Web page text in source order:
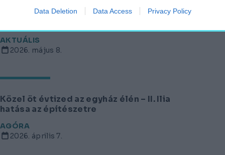
Data Deletion Data Access Privacy Policy
természetfilmese, aki az építészetre is
AKTUÁLIS
2026. május 8.
Közel öt évtized az egyház élén – II. Ilia
hatása az építészetre
AGÓRA
2026. április 7.